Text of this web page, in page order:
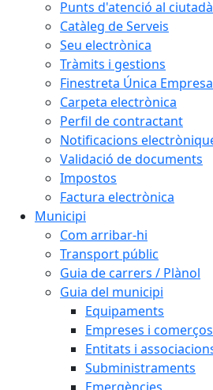
Punts d'atenció al ciutadà
Catàleg de Serveis
Seu electrònica
Tràmits i gestions
Finestreta Única
Carpeta electrònica
Perfil de contractant
Notificacions
Validació de documents
Impostos
Factura electrònica
Municipi
Com arribar-hi
Transport públic
Guia de carrers / Plànol
Guia del municipi
Equipaments
Empreses i comerços
Entitats i
Subministraments